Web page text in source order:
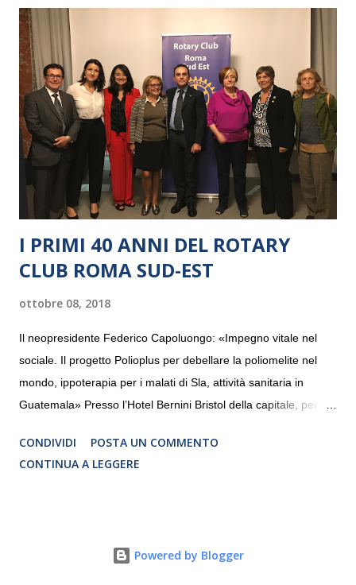
I PRIMI 40 ANNI DEL ROTARY
CLUB ROMA SUD-EST
ottobre 08, 2018
Il neopresidente Federico Capoluongo: «Impegno vitale nel
sociale. Il progetto Polioplus per debellare la poliomelite nel
mondo, ippoterapia per i malati di Sla, attività sanitaria in
Guatemala» Presso l’Hotel Bernini Bristol della capitale, per la
programmazione del Rotary Club Roma Sud-Est che festeggia
i quaranta anni di attività. Un’occasione per raccontare al
riguardano sia il territorio che le missioni all’estero in paesi in
CONDIVIDI
POSTA UN COMMENTO
CONTINUA A LEGGERE
Powered by Blogger